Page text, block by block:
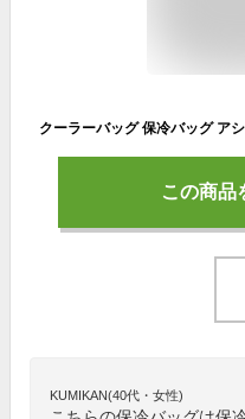
この商品
KUMIKAN(40代・女性)